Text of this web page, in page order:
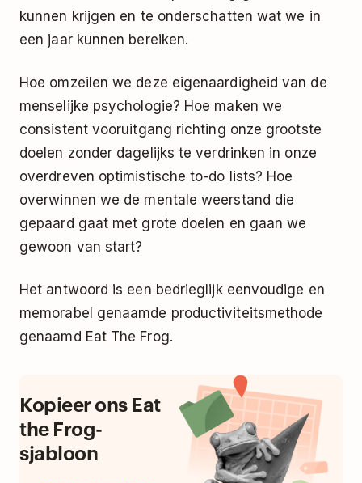
kunnen krijgen en te onderschatten wat we in
een jaar kunnen bereiken.
Hoe omzeilen we deze eigenaardigheid van de
menselijke psychologie? Hoe maken we
consistent vooruitgang richting onze grootste
doelen zonder dagelijks te verdrinken in onze
overdreven optimistische to-do lists? Hoe
overwinnen we de mentale weerstand die
gepaard gaat met grote doelen en gaan we
gewoon van start?
Het antwoord is een bedrieglijk eenvoudige en
memorabel genaamde productiviteitsmethode
genaamd Eat The Frog.
Kopieer ons Eat
the Frog-
sjabloon